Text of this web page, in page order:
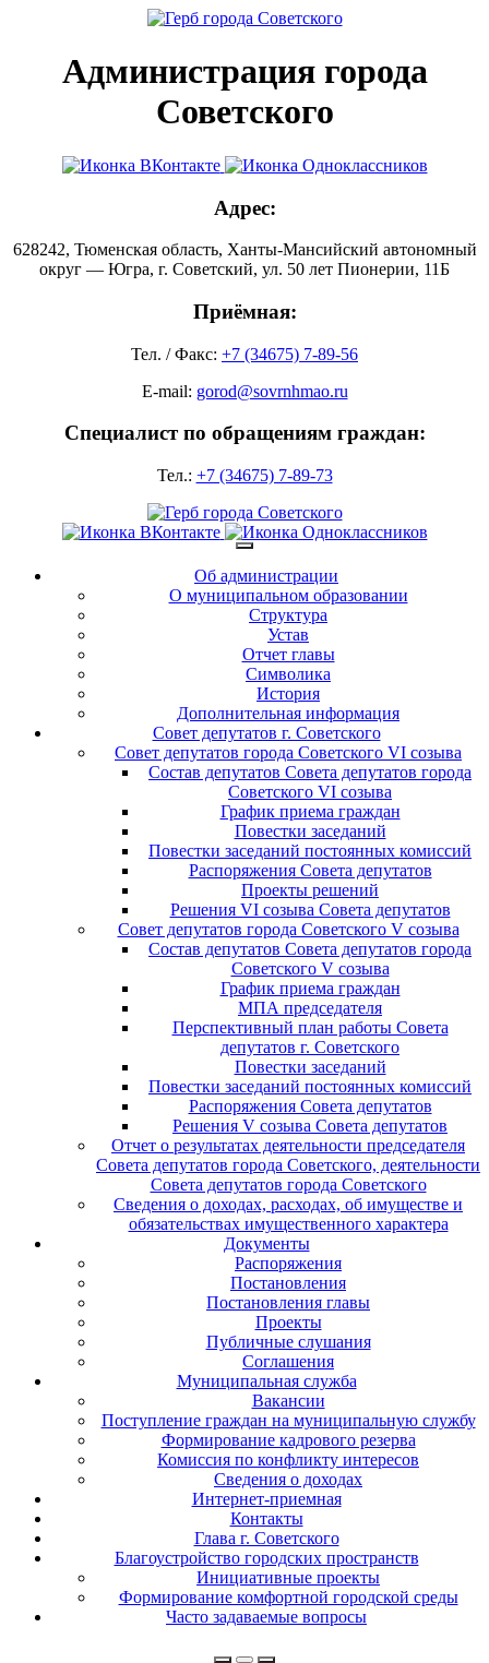
Администрация города
Советского
Адрес:
628242, Тюменская область, Ханты-Мансийский автономный
округ — Югра, г. Советский, ул. 50 лет Пионерии, 11Б
Приёмная:
Тел. / Факс: +7 (34675) 7-89-56
E-mail: gorod@sovrnhmao.ru
Специалист по обращениям граждан:
Тел.: +7 (34675) 7-89-73
Об администрации
О муниципальном образовании
Структура
Устав
Отчет главы
Символика
История
Дополнительная информация
Совет депутатов г. Советского
Совет депутатов города Советского VI созыва
Состав депутатов Совета депутатов города
Советского VI созыва
График приема граждан
Повестки заседаний
Повестки заседаний постоянных комиссий
Распоряжения Совета депутатов
Проекты решений
Решения VI созыва Совета депутатов
Совет депутатов города Советского V созыва
Состав депутатов Совета депутатов города
Советского V созыва
График приема граждан
МПА председателя
Перспективный план работы Совета
депутатов г. Советского
Повестки заседаний
Повестки заседаний постоянных комиссий
Распоряжения Совета депутатов
Решения V созыва Совета депутатов
Отчет о результатах деятельности председателя
Совета депутатов города Советского, деятельности
Совета депутатов города Советского
Сведения о доходах, расходах, об имуществе и
обязательствах имущественного характера
Документы
Распоряжения
Постановления
Постановления главы
Проекты
Публичные слушания
Соглашения
Муниципальная служба
Вакансии
Поступление граждан на муниципальную службу
Формирование кадрового резерва
Комиссия по конфликту интересов
Сведения о доходах
Интернет-приемная
Контакты
Глава г. Советского
Благоустройство городских пространств
Инициативные проекты
Формирование комфортной городской среды
Часто задаваемые вопросы